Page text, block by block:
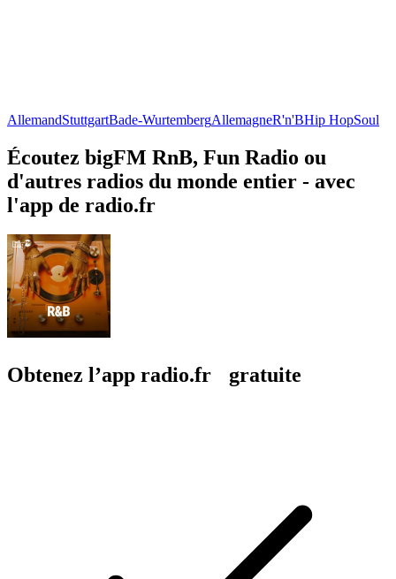
AllemandStuttgartBade-WurtembergAllemagneR'n'BHip HopSoul
Écoutez bigFM RnB, Fun Radio ou
d'autres radios du monde entier - avec
l'app de radio.fr
Obtenez l’app radio.fr gratuite